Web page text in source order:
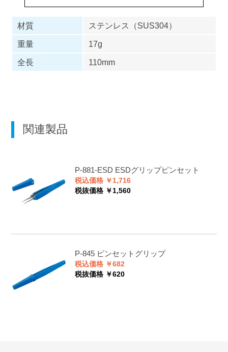
材質
ステンレス（SUS304）
重量
17g
全長
110mm
関連製品
P-881-ESD ESDグリップピンセット
税込価格 ￥1,716
税抜価格 ￥1,560
P-845 ピンセットグリップ
税込価格 ￥682
税抜価格 ￥620